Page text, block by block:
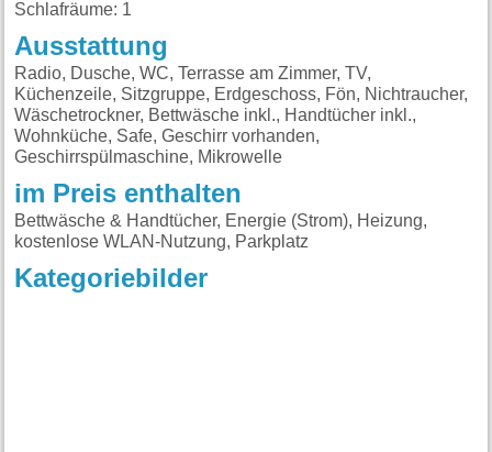
Schlafräume: 1
Ausstattung
Radio, Dusche, WC, Terrasse am Zimmer, TV,
Küchenzeile, Sitzgruppe, Erdgeschoss, Fön, Nichtraucher,
Wäschetrockner, Bettwäsche inkl., Handtücher inkl.,
Wohnküche, Safe, Geschirr vorhanden,
Geschirrspülmaschine, Mikrowelle
im Preis enthalten
Bettwäsche & Handtücher, Energie (Strom), Heizung,
kostenlose WLAN-Nutzung, Parkplatz
Kategoriebilder